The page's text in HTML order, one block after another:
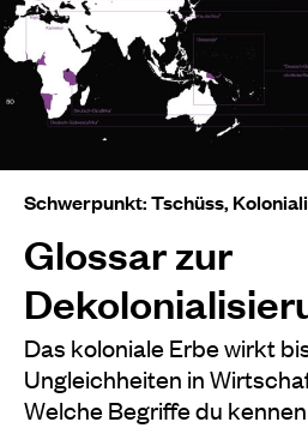
Schwerpunkt: Tschüss,
Glossar zur
Das koloniale Erbe wirkt
Ungleichheiten in
Welche Begriffe du